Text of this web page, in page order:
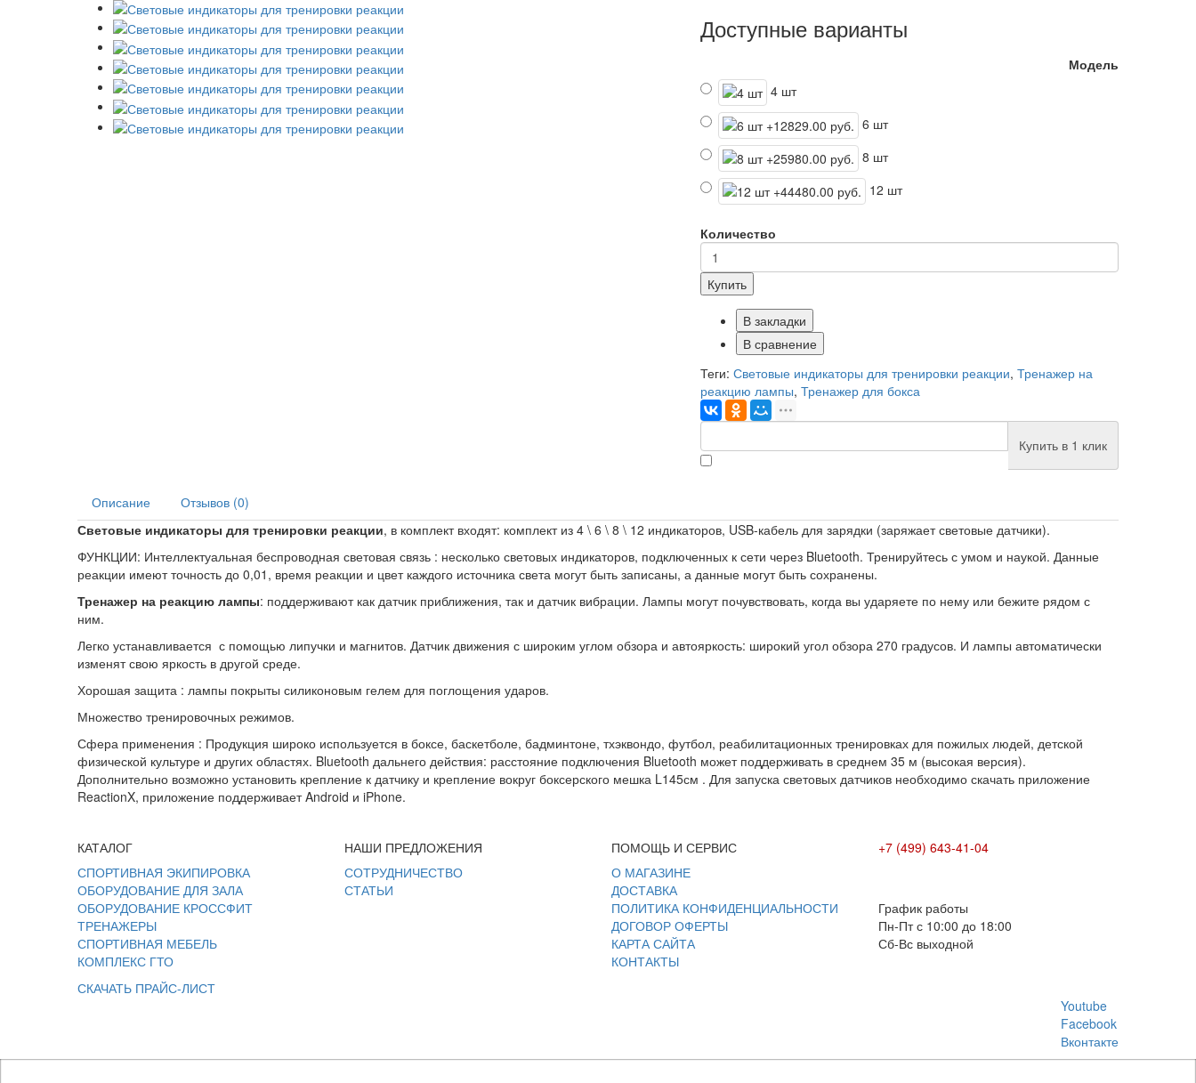
Доступные варианты
Модель
4 шт
6 шт
8 шт
12 шт
Количество
Купить
В закладки
В сравнение
Теги: Световые индикаторы для тренировки реакции, Тренажер на
реакцию лампы, Тренажер для бокса
Купить в 1 клик
Описание
Отзывов (0)
Световые индикаторы для тренировки реакции, в комплект входят: комплект из 4 \ 6 \ 8 \ 12 индикаторов, USB-кабель для зарядки (заряжает световые датчики).
ФУНКЦИИ: Интеллектуальная беспроводная световая связь : несколько световых индикаторов, подключенных к сети через Bluetooth. Тренируйтесь с умом и наукой. Данные
реакции имеют точность до 0,01, время реакции и цвет каждого источника света могут быть записаны, а данные могут быть сохранены.
Тренажер на реакцию лампы: поддерживают как датчик приближения, так и датчик вибрации. Лампы могут почувствовать, когда вы ударяете по нему или бежите рядом с
ним.
Легко устанавливается с помощью липучки и магнитов. Датчик движения с широким углом обзора и автояркость: широкий угол обзора 270 градусов. И лампы автоматически
изменят свою яркость в другой среде.
Хорошая защита : лампы покрыты силиконовым гелем для поглощения ударов.
Множество тренировочных режимов.
Сфера применения : Продукция широко используется в боксе, баскетболе, бадминтоне, тхэквондо, футбол, реабилитационных тренировках для пожилых людей, детской
физической культуре и других областях. Bluetooth дальнего действия: расстояние подключения Bluetooth может поддерживать в среднем 35 м (высокая версия).
Дополнительно возможно установить крепление к датчику и крепление вокруг боксерского мешка L145см . Для запуска световых датчиков необходимо скачать приложение
ReactionX, приложение поддерживает Android и iPhone.
КАТАЛОГ
СПОРТИВНАЯ ЭКИПИРОВКА
ОБОРУДОВАНИЕ ДЛЯ ЗАЛА
ОБОРУДОВАНИЕ КРОССФИТ
ТРЕНАЖЕРЫ
СПОРТИВНАЯ МЕБЕЛЬ
КОМПЛЕКС ГТО
СКАЧАТЬ ПРАЙС-ЛИСТ
НАШИ ПРЕДЛОЖЕНИЯ
СОТРУДНИЧЕСТВО
СТАТЬИ
ПОМОЩЬ И СЕРВИС
О МАГАЗИНЕ
ДОСТАВКА
ПОЛИТИКА КОНФИДЕНЦИАЛЬНОСТИ
ДОГОВОР ОФЕРТЫ
КАРТА САЙТА
КОНТАКТЫ
+7 (499) 643-41-04
График работы
Пн-Пт с 10:00 до 18:00
Сб-Вс выходной
Youtube
Facebook
Вконтакте